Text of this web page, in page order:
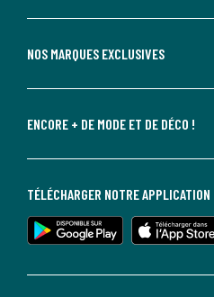
NOS MARQUES EXCLUSIVES
ENCORE + DE MODE ET DE DÉCO !
TÉLÉCHARGER NOTRE APPLICATION